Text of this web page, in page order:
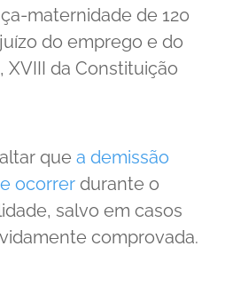
maternidade de 120
do emprego e do
XVIII da Constituição
que a demissão
ocorrer durante o
salvo em casos
comprovada.